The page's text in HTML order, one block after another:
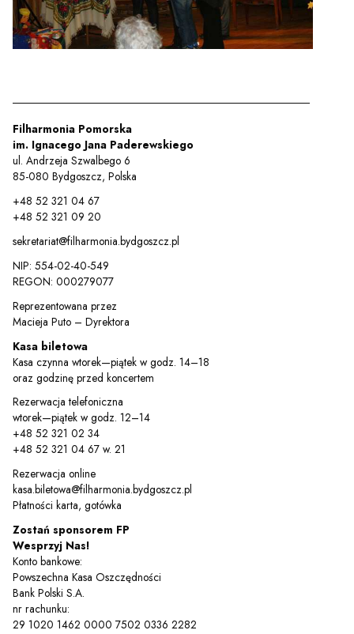
Filharmonia Pomorska
im. Ignacego Jana Paderewskiego
ul. Andrzeja Szwalbego 6
85-080 Bydgoszcz, Polska
+48 52 321 04 67
+48 52 321 09 20
sekretariat@filharmonia.bydgoszcz.pl
NIP: 554-02-40-549
REGON: 000279077
Reprezentowana przez
Macieja Puto – Dyrektora
Kasa biletowa
Kasa czynna wtorek—piątek w godz. 14–18
oraz godzinę przed koncertem
Rezerwacja telefoniczna
wtorek—piątek w godz. 12–14
+48 52 321 02 34
+48 52 321 04 67 w. 21
Rezerwacja online
kasa.biletowa@filharmonia.bydgoszcz.pl
Płatności karta, gotówka
Zostań sponsorem FP
Wesprzyj Nas!
Konto bankowe:
Powszechna Kasa Oszczędności
Bank Polski S.A.
nr rachunku:
29 1020 1462 0000 7502 0336 2282